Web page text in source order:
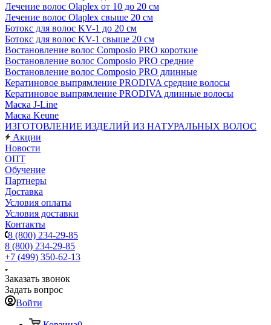
Лечение волос Olapleх от 10 до 20 см
Лечение волос Olapleх свыше 20 см
Ботокс для волос KV-1 до 20 см
Ботокс для волос KV-1 свыше 20 см
Востановление волос Composio PRO короткие
Востановление волос Composio PRO средние
Востановление волос Composio PRO длинные
Кератиновое выпрямление PRODIVA средние волосы
Кератиновое выпрямление PRODIVA длинные волосы
Маска J-Line
Маска Keune
ИЗГОТОВЛЕНИЕ ИЗДЕЛИЙ ИЗ НАТУРАЛЬНЫХ ВОЛОС
Акции
Новости
ОПТ
Обучение
Партнеры
Доставка
Условия оплаты
Условия доставки
Контакты
8 (800) 234-29-85
8 (800) 234-29-85
+7 (499) 350-62-13
Заказать звонок
Задать вопрос
Войти